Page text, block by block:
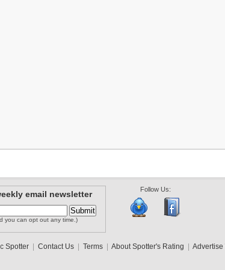
email newsletter
you can opt out any time.)
Follow Us:
Spotter Contact Us Terms About Spotter's Rating Advertise